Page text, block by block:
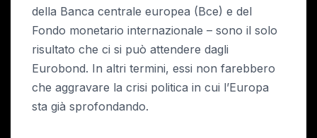
della Banca centrale europea (Bce) e del
Fondo monetario internazionale – sono il solo
risultato che ci si può attendere dagli
Eurobond. In altri termini, essi non farebbero
che aggravare la crisi politica in cui l’Europa
sta già sprofondando.